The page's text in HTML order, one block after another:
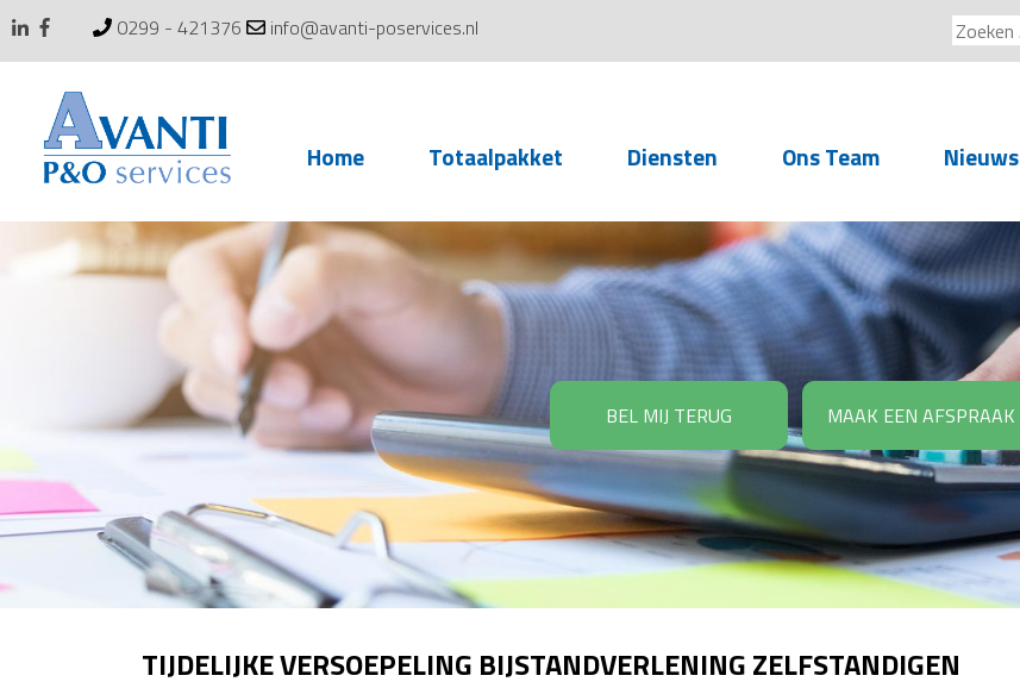
0299 - 421376 info@avanti-poservices.nl
Zoeken
naar:
Home Totaalpakket Diensten
Service voor
accountants- en
administratiekantoren
Arbeidsrechtelijke
Advisering
Salarisadministratie
Personeelsadministratie
Detachering
Ons Team Nieuws
BEL MIJ TERUG MAAK EEN AFSPRAAK
TIJDELIJKE VERSOEPELING BIJSTANDVERLENING ZELFSTANDIGEN